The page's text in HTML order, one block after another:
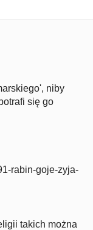
niby
się go
rabin-goje-zyja-
takich można